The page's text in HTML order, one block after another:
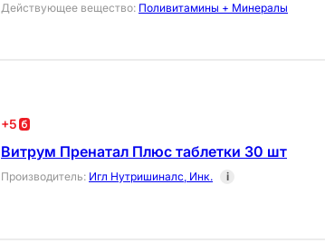
Действующее вещество: Поливитамины + Минералы
+5
Витрум Пренатал Плюс таблетки 30 шт
Производитель: Игл Нутришиналс, Инк. i